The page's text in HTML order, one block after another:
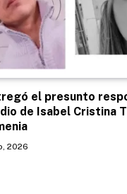
el presunto
de Isabel Cristina
2026